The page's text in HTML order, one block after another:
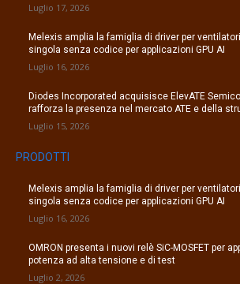
Luglio 17, 2026
Melexis amplia la famiglia di driver per
singola senza codice per applicazioni GPU AI
Luglio 16, 2026
Diodes Incorporated acquisisce ElevATE
rafforza la presenza nel mercato ATE e della
Luglio 15, 2026
PRODOTTI
Melexis amplia la famiglia di driver per
singola senza codice per applicazioni GPU AI
Luglio 16, 2026
OMRON presenta i nuovi relè SiC-MOSFET per
potenza ad alta tensione e di test
Luglio 2, 2026